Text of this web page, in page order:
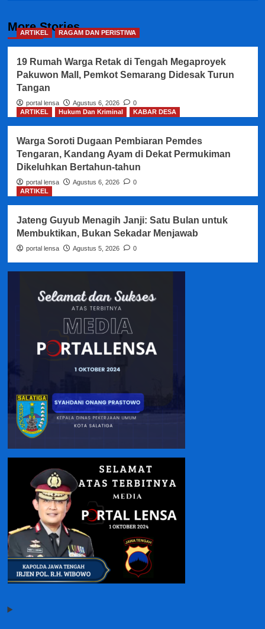
More Stories
ARTIKEL RAGAM DAN PERISTIWA
19 Rumah Warga Retak di Tengah Megaproyek
Pakuwon Mall, Pemkot Semarang Didesak Turun
Tangan
portal lensa Agustus 6, 2026
0
ARTIKEL
Hukum Dan Kriminal KABAR DESA
Warga Soroti Dugaan Pembiaran Pemdes
Tengaran, Kandang Ayam di Dekat Permukiman
Dikeluhkan Bertahun-tahun
portal lensa Agustus 6, 2026
0
ARTIKEL
Jateng Guyub Menagih Janji: Satu Bulan untuk
Membuktikan, Bukan Sekadar Menjawab
portal lensa Agustus 5, 2026 0